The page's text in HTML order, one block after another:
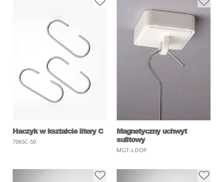
Haczyk w kształcie litery C
7065C-50
Magnetyczny uchwyt
sufitowy
MGT-LOOP